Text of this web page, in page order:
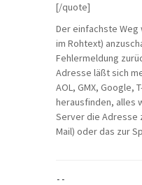
[/quote]
Der einfachste Weg
im Rohtext)
Fehlermeldung
Adresse läßt sich
AOL, GMX, Google,
herausfinden, alles
Server die Adresse
Mail) oder das zur